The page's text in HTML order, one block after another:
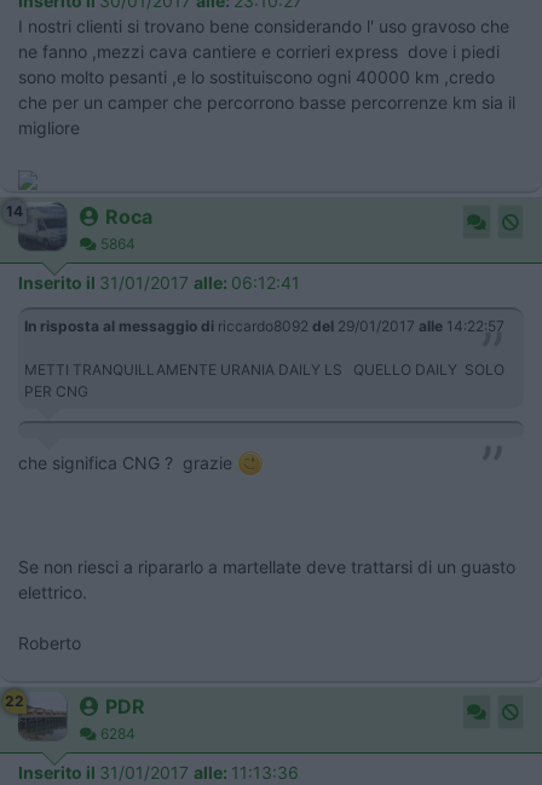
I nostri clienti si trovano bene considerando l' uso gravoso che
ne fanno ,mezzi cava cantiere e corrieri express dove i piedi
sono molto pesanti ,e lo sostituiscono ogni 40000 km ,credo
che per un camper che percorrono basse percorrenze km sia il
migliore
14 Roca
5864
Inserito il 31/01/2017 alle: 06:12:41
In risposta al messaggio di riccardo8092 del 29/01/2017 alle 14:22:57
METTI TRANQUILLAMENTE URANIA DAILY LS QUELLO DAILY SOLO
PER CNG
che significa CNG ? grazie
Se non riesci a ripararlo a martellate deve trattarsi di un guasto
elettrico.
Roberto
22 PDR
6284
Inserito il 31/01/2017 alle: 11:13:36